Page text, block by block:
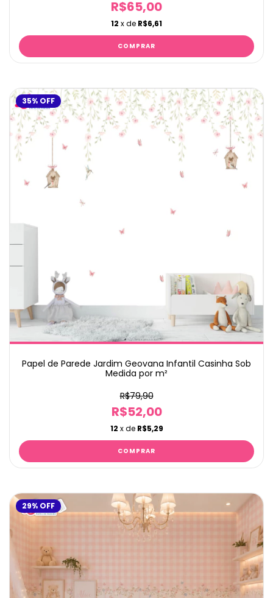
R$65,00
12 x de R$6,61
35% OFF
Papel de Parede Jardim Geovana Infantil Casinha Sob
Medida por m²
R$79,90
R$52,00
12 x de R$5,29
29% OFF